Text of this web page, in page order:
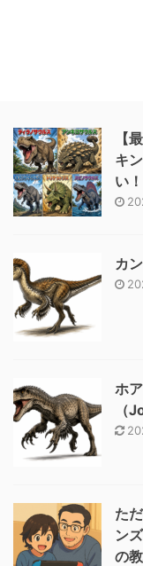
【
キ
い！
カ
ホ
（
た
ン
の